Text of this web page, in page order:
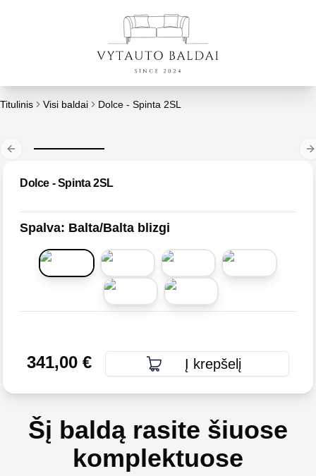
Titulinis Visi baldai Dolce - Spinta 2SL
Previous slide
Dolce - Spinta 2SL
Spalva: Balta/Balta blizgi
341,00€ Į krepšelį
Šį baldą rasite šiuose
komplektuose